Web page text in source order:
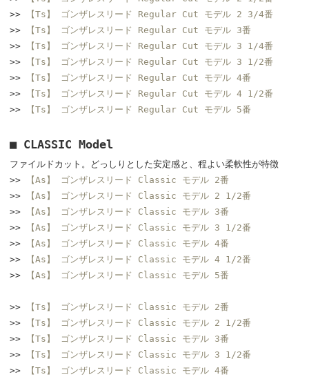
>>
【Ts】 ゴンザレスリード Regular Cut モデル 2 3/4番
>>
【Ts】 ゴンザレスリード Regular Cut モデル 3番
>>
【Ts】 ゴンザレスリード Regular Cut モデル 3 1/4番
>>
【Ts】 ゴンザレスリード Regular Cut モデル 3 1/2番
>>
【Ts】 ゴンザレスリード Regular Cut モデル 4番
>>
【Ts】 ゴンザレスリード Regular Cut モデル 4 1/2番
>>
【Ts】 ゴンザレスリード Regular Cut モデル 5番
■ CLASSIC Model
ファイルドカット。どっしりとした安定感と、程よい柔軟性が特徴
>>
【As】 ゴンザレスリード Classic モデル 2番
>>
【As】 ゴンザレスリード Classic モデル 2 1/2番
>>
【As】 ゴンザレスリード Classic モデル 3番
>>
【As】 ゴンザレスリード Classic モデル 3 1/2番
>>
【As】 ゴンザレスリード Classic モデル 4番
>>
【As】 ゴンザレスリード Classic モデル 4 1/2番
>>
【As】 ゴンザレスリード Classic モデル 5番
>>
【Ts】 ゴンザレスリード Classic モデル 2番
>>
【Ts】 ゴンザレスリード Classic モデル 2 1/2番
>>
【Ts】 ゴンザレスリード Classic モデル 3番
>>
【Ts】 ゴンザレスリード Classic モデル 3 1/2番
>>
【Ts】 ゴンザレスリード Classic モデル 4番